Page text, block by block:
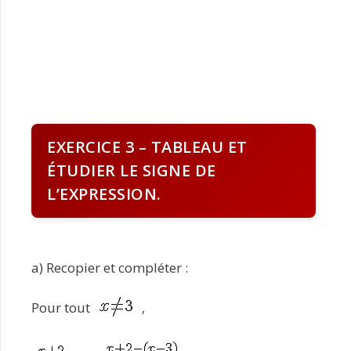
EXERCICE 3 – TABLEAU ET
ÉTUDIER LE SIGNE DE
L’EXPRESSION.
a) Recopier et compléter :
Pour tout ,